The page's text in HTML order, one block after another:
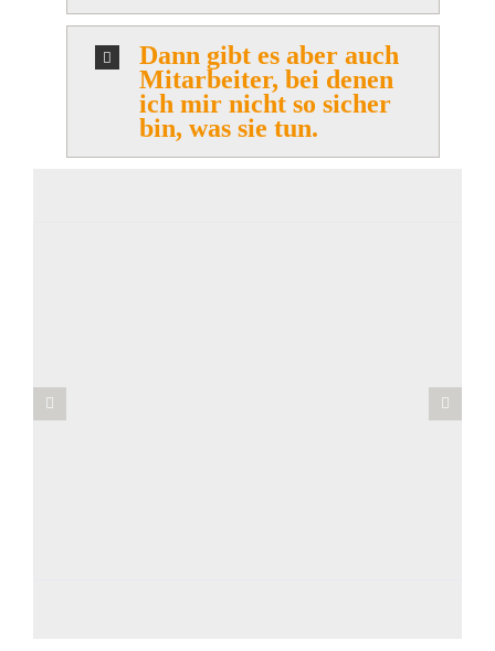
Dann gibt es aber auch
Mitarbeiter, bei denen
ich mir nicht so sicher
bin, was sie tun.